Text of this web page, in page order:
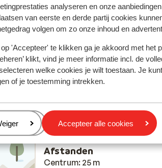
analyseren en onze
van eerste en derde partij cookies
volgen om zo onze inhoud en
'Accepteer' te klikken ga je akkoord met het
klikt, vind je meer informatie incl. de
welke cookies je wilt toestaan. Je
of je toestemming intrekken.
Accepteer alle cookies
2026
3.5 Redelijk
You should not present this
web site
You should not present this
web site
Vertalen naar het Nederlands
Afstanden
Centrum: 25 m